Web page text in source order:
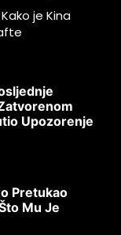
je Kina
Upozorenje
Pretukao
Mu Je